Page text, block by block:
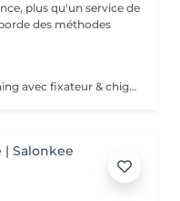
plus qu'un service de
des méthodes
Essai + Jour J + Shampooing + Brushing avec fixateur & chignon